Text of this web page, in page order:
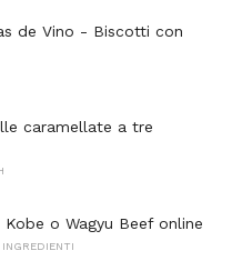
de Vino - Biscotti con
caramellate a tre
o Wagyu Beef online